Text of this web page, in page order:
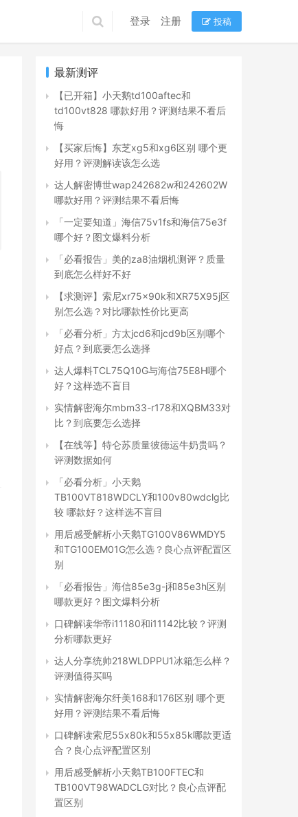
登录 注册 投稿
最新测评
【已开箱】小天鹅td100aftec和
td100vt828 哪款好用？评测结果不看后
悔
【买家后悔】东芝xg5和xg6区别 哪个更
好用？评测解读该怎么选
达人解密博世wap242682w和242602W
哪款好用？评测结果不看后悔
「一定要知道」海信75v1fs和海信75e3f
哪个好？图文爆料分析
「必看报告」美的za8油烟机测评？质量
到底怎么样好不好
【求测评】索尼xr75x90k和XR75X95j区
别怎么选？对比哪款性价比更高
「必看分析」方太jcd6和jcd9b区别哪个
好点？到底要怎么选择
达人爆料TCL75Q10G与海信75E8H哪个
好？这样选不盲目
实情解密海尔mbm33-r178和XQBM33对
比？到底要怎么选择
【在线等】特仑苏质量彼德运牛奶贵吗？
评测数据如何
「必看分析」小天鹅
TB100VT818WDCLY和100v80wdclg比
较 哪款好？这样选不盲目
用后感受解析小天鹅TG100V86WMDY5
和TG100EM01G怎么选？良心点评配置区
别
「必看报告」海信85e3g-j和85e3h区别
哪款更好？图文爆料分析
口碑解读华帝i11180和i11142比较？评测
分析哪款更好
达人分享统帅218WLDPPU1冰箱怎么样？
评测值得买吗
实情解密海尔纤美168和176区别 哪个更
好用？评测结果不看后悔
口碑解读索尼55x80k和55x85k哪款更适
合？良心点评配置区别
用后感受解析小天鹅TB100FTEC和
TB100VT98WADCLG对比？良心点评配
置区别